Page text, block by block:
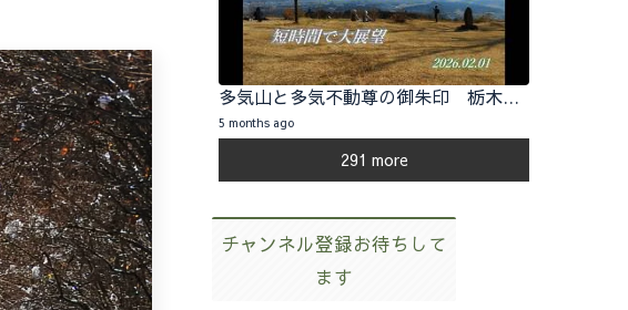
多気山と多気不動尊の御朱印 栃木県宇都宮市 2026.02.01
5 months ago
291 more
チャンネル登録お待ちして
ます